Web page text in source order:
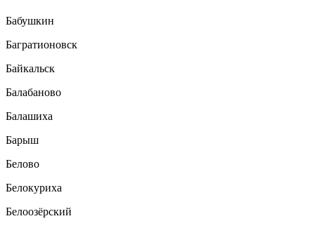
Бабушкин
Багратионовск
Байкальск
Балабаново
Балашиха
Барыш
Белово
Белокуриха
Белоозёрский